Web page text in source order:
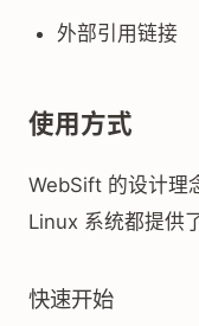
外部引用链接
使用方式
WebSift 的设计理
Linux 系统都提供
快速开始